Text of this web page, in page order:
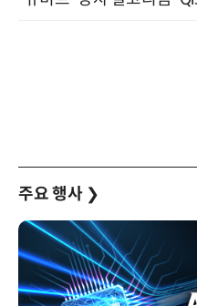
주요 행사 ❯